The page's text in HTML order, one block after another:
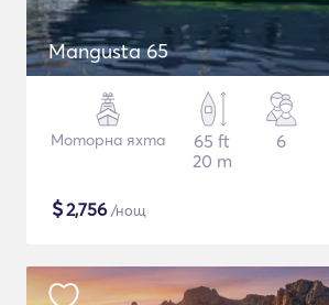
Mangusta 65
Моторна яхта
65 ft
20 m
6
$2,756 /нощ